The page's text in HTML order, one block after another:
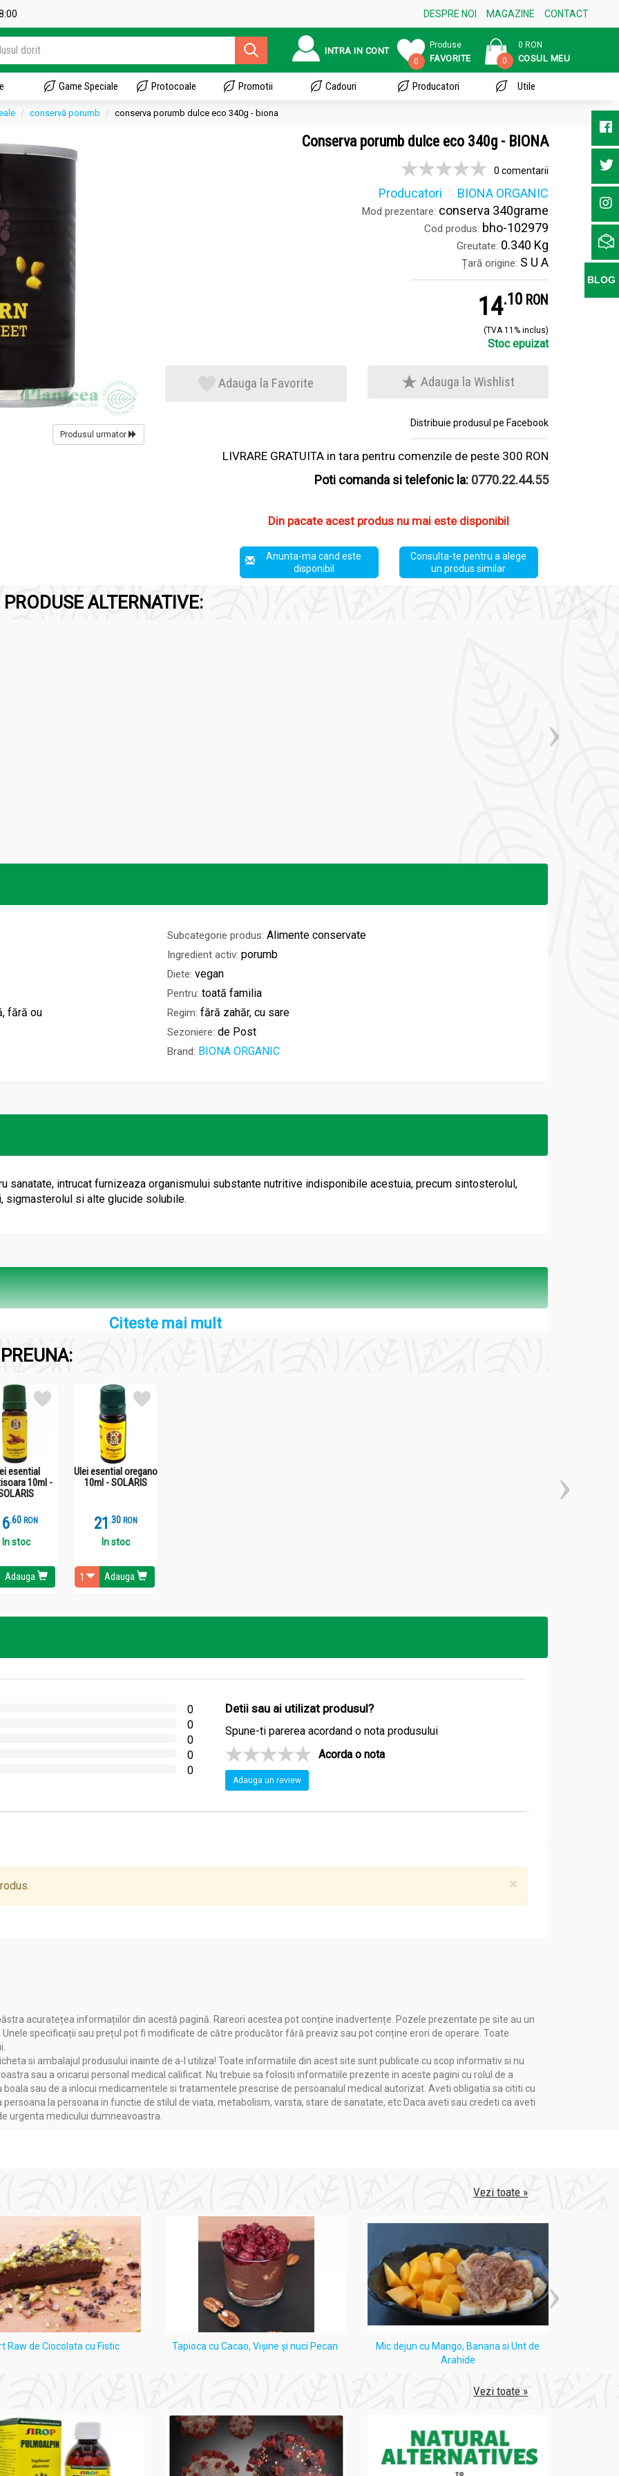
DESPRE NOI MAGAZINE CONTACT
INTRA IN CONT
0
Produse
FAVORITE 0
0 RON
COSUL MEU
Game Speciale Protocoale Promotii Cadouri Producatori Utile
conservă porumb conserva porumb dulce eco 340g - biona
Produsul urmator
Conserva porumb dulce eco 340g - BIONA
0 comentarii
Producatori BIONA ORGANIC
Mod prezentare: conserva 340grame
Cod produs: bho-102979
Greutate: 0.340 Kg
Țară origine: S U A
14.1 RON
(TVA 11% inclus)
Stoc epuizat
Adauga la Favorite Adauga la Wishlist
Distribuie produsul pe Facebook
LIVRARE GRATUITA in tara pentru comenzile de peste 300 RON
Poti comanda si telefonic la: 0770.22.44.55
Din pacate acest produs nu mai este disponibil
Anunta-ma cand este
disponibil
Consulta-te pentru a alege
un produs similar
ALTERNATIVE:
Subcategorie produs: Alimente conservate
Ingredient activ: porumb
Diete: vegan
Pentru: toată familia
fără ou Regim: fără zahăr, cu sare
Sezoniere: de Post
Brand: BIONA ORGANIC
sanatate, intrucat furnizeaza organismului substante nutritive indisponibile acestuia, precum sintosterolul,
si alte glucide solubile.
folic, cunoscut si sub denumirea de vitamina B9. Medicii au decoperit ca un consum regulat al acestui
dulce si similara antioxidantului beta caroten, este transformata de organism in vitamina A, atunci
oamenii de stiinta chinezi a demonstrat ca exista o relatie invers proportionala intre consumul de beta
Cu alte cuvinte, cu cat sunt consumate mai multe alimente-surse de criptoxantina, cu atat descreste riscul
porumbul dulce ajuta la imbunatatirea functiilor cognitive si la mentinerea sanatatii celulelor cerebrale.
Citeste mai mult
esential
10ml -
.6 RON
In stoc
Adauga
Ulei esential oregano
10ml - SOLARIS
21 .3 RON
In stoc
Adauga
0
0
0
0
0
Detii sau ai utilizat produsul?
Spune-ti parerea acordand o nota produsului
Acorda o nota
Adauga un review
×
acuratețea informațiilor din acestă pagină. Rareori acestea pot conține inadvertențe. Pozele prezentate pe site au un
specificații sau prețul pot fi modificate de către producător fără preaviz sau pot conține erori de operare. Toate
si ambalajul produsului inainte de a-l utiliza! Toate informatiile din acest site sunt publicate cu scop informativ si nu
sau a oricarui personal medical calificat. Nu trebuie sa folositi informatiile prezente in aceste pagini cu rolul de a
sau de a inlocui medicamentele si tratamentele prescrise de persoanalul medical autorizat. Aveti obligatia sa cititi cu
la persoana in functie de stilul de viata, metabolism, varsta, stare de sanatate, etc Daca aveti sau credeti ca aveti
urgenta medicului dumneavoastra.
Vezi toate »
Raw de Ciocolata cu Fistic Tapioca cu Cacao, Vişine şi nuci Pecan.
Mic dejun cu Mango, Banana si Unt de
Arahide
Vezi toate »
BLOG